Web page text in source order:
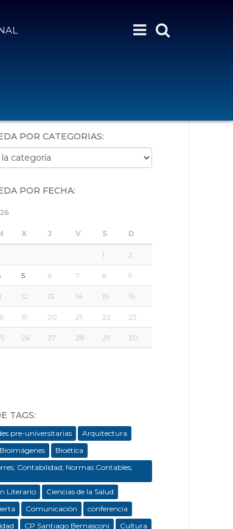
POR CATEGORÍAS:
por categorías:
POR FECHA:
X J V S D
1 2
5 6 7 8 9
12 13 14 15 16
19 20 21 22 23
26 27 28 29 30
TAGS:
pre-universitarias
Arquitectura
Bioimágenes
Bioética
Contabilidad; Normas Contables;
Literario
Ciencias de la Salud
Comunicación
conferencia
CP Santiago Bernasconi
Cultura